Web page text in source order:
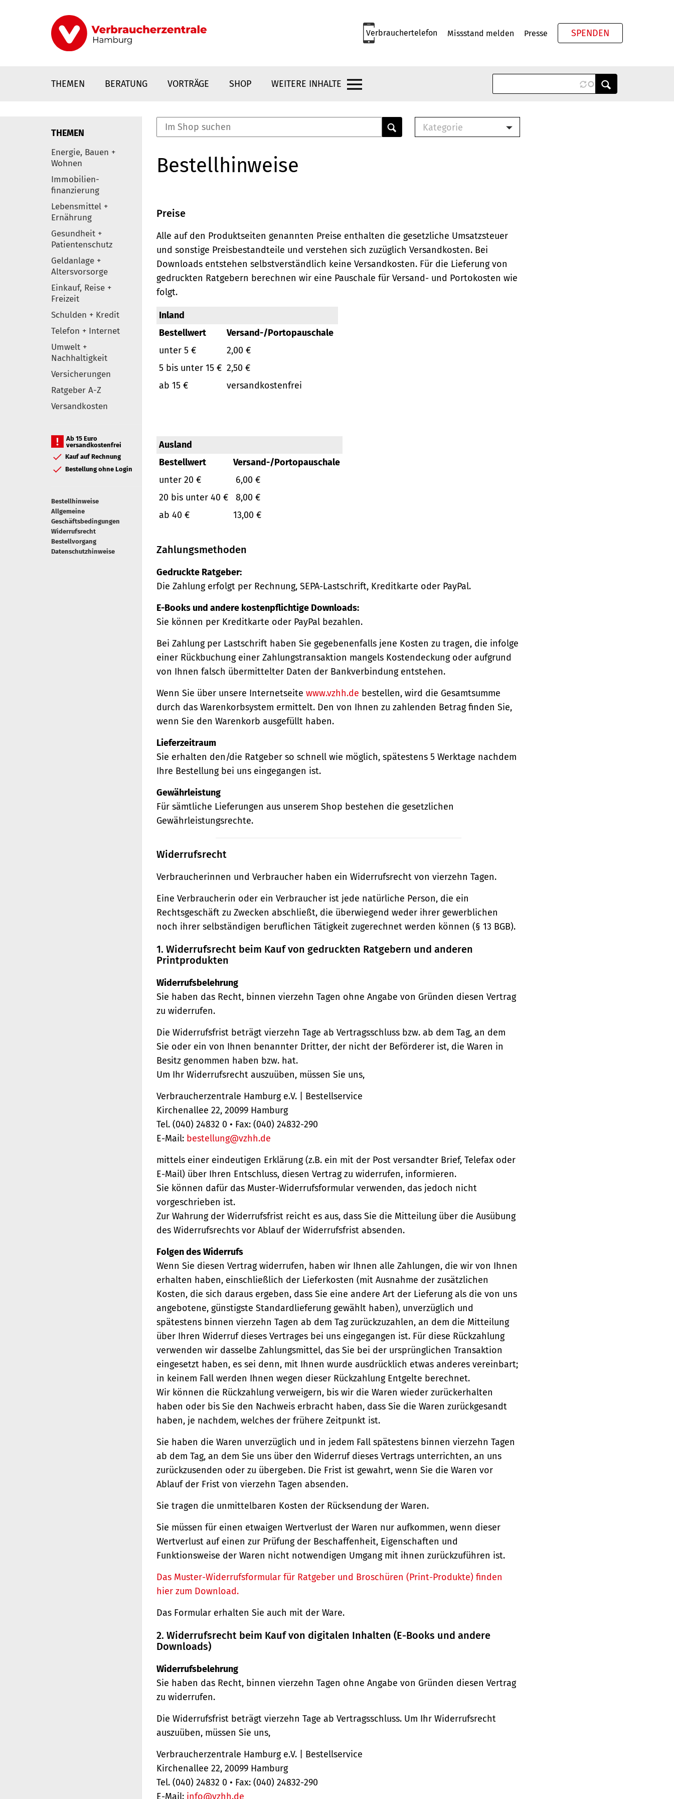
Verbrauchertelefon Missstand melden Presse SPENDEN
THEMEN BERATUNG VORTRÄGE SHOP WEITERE INHALTE
Elemente
THEMEN
Energie, Bauen +
Wohnen
Immobilien-
finanzierung
Lebensmittel +
Ernährung
Gesundheit +
Patientenschutz
Geldanlage +
Altersvorsorge
Einkauf, Reise +
Freizeit
Schulden + Kredit
Telefon + Internet
Umwelt +
Nachhaltigkeit
Versicherungen
Ratgeber A-Z
Versandkosten
Ab 15 Euro
versandkostenfrei
Kauf auf Rechnung
Bestellung ohne Login
Bestellhinweise
Allgemeine
Geschäftsbedingungen
Widerrufsrecht
Bestellvorgang
Datenschutzhinweise
Kategorie
Bestellhinweise
Preise
Alle auf den Produktseiten genannten Preise enthalten die gesetzliche Umsatzsteuer
und sonstige Preisbestandteile und verstehen sich zuzüglich Versandkosten. Bei
Downloads entstehen selbstverständlich keine Versandkosten. Für die Lieferung von
gedruckten Ratgebern berechnen wir eine Pauschale für Versand- und Portokosten wie
folgt.
Inland
Bestellwert
Versand-/Portopauschale
unter 5 €
2,00 €
5 bis unter 15 € 2,50 €
ab 15 €
versandkostenfrei
Ausland
Bestellwert
Versand-/Portopauschale
unter 20 €
6,00 €
20 bis unter 40 €
8,00 €
ab 40 €
13,00 €
Zahlungsmethoden
Gedruckte Ratgeber:
Die Zahlung erfolgt per Rechnung, SEPA-Lastschrift, Kreditkarte oder PayPal.
E-Books und andere kostenpflichtige Downloads:
Sie können per Kreditkarte oder PayPal bezahlen.
Bei Zahlung per Lastschrift haben Sie gegebenenfalls jene Kosten zu tragen, die infolge
einer Rückbuchung einer Zahlungstransaktion mangels Kostendeckung oder aufgrund
von Ihnen falsch übermittelter Daten der Bankverbindung entstehen.
Wenn Sie über unsere Internetseite www.vzhh.de bestellen, wird die Gesamtsumme
durch das Warenkorbsystem ermittelt. Den von Ihnen zu zahlenden Betrag finden Sie,
wenn Sie den Warenkorb ausgefüllt haben.
Lieferzeitraum
Sie erhalten den/die Ratgeber so schnell wie möglich, spätestens 5 Werktage nachdem
Ihre Bestellung bei uns eingegangen ist.
Gewährleistung
Für sämtliche Lieferungen aus unserem Shop bestehen die gesetzlichen
Gewährleistungsrechte.
Widerrufsrecht
Verbraucherinnen und Verbraucher haben ein Widerrufsrecht von vierzehn Tagen.
Eine Verbraucherin oder ein Verbraucher ist jede natürliche Person, die ein
Rechtsgeschäft zu Zwecken abschließt, die überwiegend weder ihrer gewerblichen
noch ihrer selbständigen beruflichen Tätigkeit zugerechnet werden können (§ 13 BGB).
1. Widerrufsrecht beim Kauf von gedruckten Ratgebern und anderen
Printprodukten
Widerrufsbelehrung
Sie haben das Recht, binnen vierzehn Tagen ohne Angabe von Gründen diesen Vertrag
zu widerrufen.
Die Widerrufsfrist beträgt vierzehn Tage ab Vertragsschluss bzw. ab dem Tag, an dem
Sie oder ein von Ihnen benannter Dritter, der nicht der Beförderer ist, die Waren in
Besitz genommen haben bzw. hat.
Um Ihr Widerrufsrecht auszuüben, müssen Sie uns,
Verbraucherzentrale Hamburg e.V. | Bestellservice
Kirchenallee 22, 20099 Hamburg
Tel. (040) 24832 0 • Fax: (040) 24832-290
E-Mail: bestellung@vzhh.de
mittels einer eindeutigen Erklärung (z.B. ein mit der Post versandter Brief, Telefax oder
E-Mail) über Ihren Entschluss, diesen Vertrag zu widerrufen, informieren.
Sie können dafür das Muster-Widerrufsformular verwenden, das jedoch nicht
vorgeschrieben ist.
Zur Wahrung der Widerrufsfrist reicht es aus, dass Sie die Mitteilung über die Ausübung
des Widerrufsrechts vor Ablauf der Widerrufsfrist absenden.
Folgen des Widerrufs
Wenn Sie diesen Vertrag widerrufen, haben wir Ihnen alle Zahlungen, die wir von Ihnen
erhalten haben, einschließlich der Lieferkosten (mit Ausnahme der zusätzlichen
Kosten, die sich daraus ergeben, dass Sie eine andere Art der Lieferung als die von uns
angebotene, günstigste Standardlieferung gewählt haben), unverzüglich und
spätestens binnen vierzehn Tagen ab dem Tag zurückzuzahlen, an dem die Mitteilung
über Ihren Widerruf dieses Vertrages bei uns eingegangen ist. Für diese Rückzahlung
verwenden wir dasselbe Zahlungsmittel, das Sie bei der ursprünglichen Transaktion
eingesetzt haben, es sei denn, mit Ihnen wurde ausdrücklich etwas anderes vereinbart;
in keinem Fall werden Ihnen wegen dieser Rückzahlung Entgelte berechnet.
Wir können die Rückzahlung verweigern, bis wir die Waren wieder zurückerhalten
haben oder bis Sie den Nachweis erbracht haben, dass Sie die Waren zurückgesandt
haben, je nachdem, welches der frühere Zeitpunkt ist.
Sie haben die Waren unverzüglich und in jedem Fall spätestens binnen vierzehn Tagen
ab dem Tag, an dem Sie uns über den Widerruf dieses Vertrags unterrichten, an uns
zurückzusenden oder zu übergeben. Die Frist ist gewahrt, wenn Sie die Waren vor
Ablauf der Frist von vierzehn Tagen absenden.
Sie tragen die unmittelbaren Kosten der Rücksendung der Waren.
Sie müssen für einen etwaigen Wertverlust der Waren nur aufkommen, wenn dieser
Wertverlust auf einen zur Prüfung der Beschaffenheit, Eigenschaften und
Funktionsweise der Waren nicht notwendigen Umgang mit ihnen zurückzuführen ist.
Das Muster-Widerrufsformular für Ratgeber und Broschüren (Print-Produkte) finden
hier zum Download.
Das Formular erhalten Sie auch mit der Ware.
2. Widerrufsrecht beim Kauf von digitalen Inhalten (E-Books und andere
Downloads)
Widerrufsbelehrung
Sie haben das Recht, binnen vierzehn Tagen ohne Angabe von Gründen diesen Vertrag
zu widerrufen.
Die Widerrufsfrist beträgt vierzehn Tage ab Vertragsschluss. Um Ihr Widerrufsrecht
auszuüben, müssen Sie uns,
Verbraucherzentrale Hamburg e.V. | Bestellservice
Kirchenallee 22, 20099 Hamburg
Tel. (040) 24832 0 • Fax: (040) 24832-290
E-Mail: info@vzhh.de